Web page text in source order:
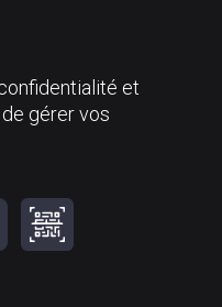
et
gérer vos